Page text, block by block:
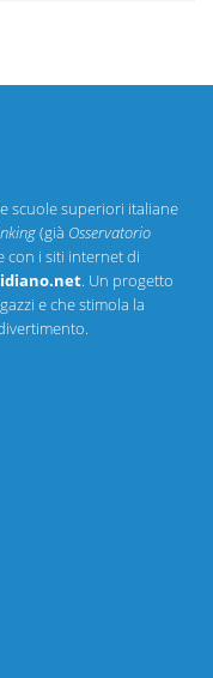
scuole superiori italiane
(già Osservatorio
con i siti internet di
. Un progetto
e che stimola la